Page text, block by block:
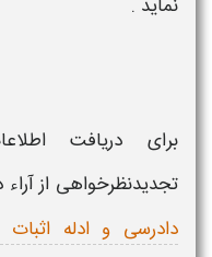
نماید .
برای دریافت
تجدیدنظرخواهی از آراء
دادرسی و ادله اثبات